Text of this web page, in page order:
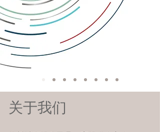
关于我们